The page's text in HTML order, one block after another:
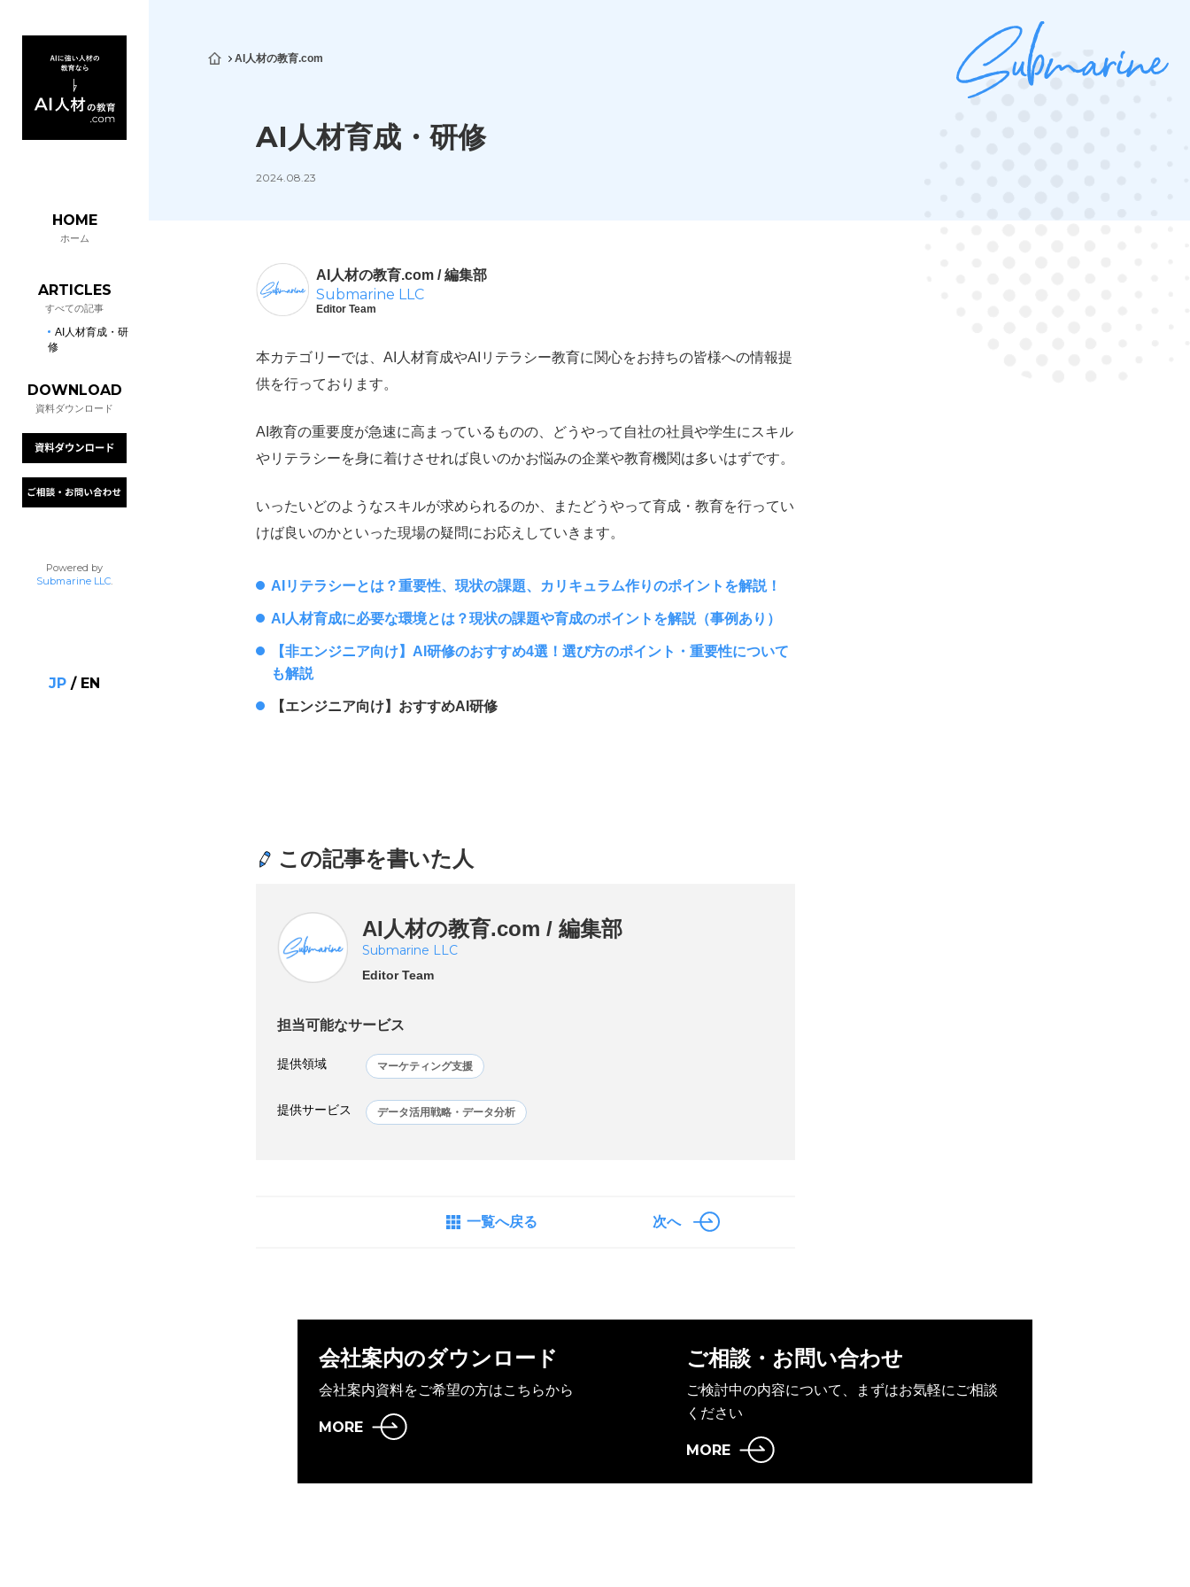
HOME
ホーム
ARTICLES
すべての記事
AI人材育成・研
修
DOWNLOAD
資料ダウンロード
Powered by
Submarine LLC.
JP / EN
AI人材の教育.com
AI人材育成・研修
2024.08.23
AI人材の教育.com / 編集部
Submarine LLC
Editor Team
本カテゴリーでは、AI人材育成やAIリテラシー教育に関心をお持ちの皆様への情報提
供を行っております。
AI教育の重要度が急速に高まっているものの、どうやって自社の社員や学生にスキル
やリテラシーを身に着けさせれば良いのかお悩みの企業や教育機関は多いはずです。
いったいどのようなスキルが求められるのか、またどうやって育成・教育を行ってい
けば良いのかといった現場の疑問にお応えしていきます。
AIリテラシーとは？重要性、現状の課題、カリキュラム作りのポイントを解説！
AI人材育成に必要な環境とは？現状の課題や育成のポイントを解説（事例あり）
【非エンジニア向け】AI研修のおすすめ4選！選び方のポイント・重要性について
も解説
【エンジニア向け】おすすめAI研修
この記事を書いた人
AI人材の教育.com / 編集部
Submarine LLC
Editor Team
担当可能なサービス
提供領域 マーケティング支援
提供サービス データ活用戦略・データ分析
一覧へ戻る 次へ
会社案内のダウンロード
会社案内資料をご希望の方はこちらから
MORE
ご相談・お問い合わせ
ご検討中の内容について、まずはお気軽にご相談
ください
MORE